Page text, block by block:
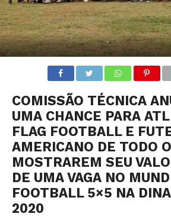
COMISSÃO TÉCNICA
UMA CHANCE PARA
FLAG FOOTBALL E
AMERICANO DE TODO
MOSTRAREM SEU
DE UMA VAGA NO
FOOTBALL 5×5 NA
2020